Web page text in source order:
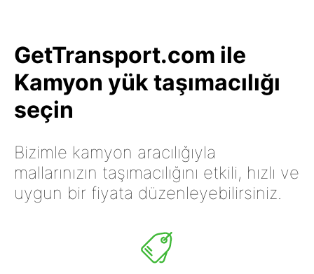
GetTransport.com ile
Kamyon yük taşımacılığı
seçin
Bizimle kamyon aracılığıyla
mallarınızın taşımacılığını etkili, hızlı ve
uygun bir fiyata düzenleyebilirsiniz.